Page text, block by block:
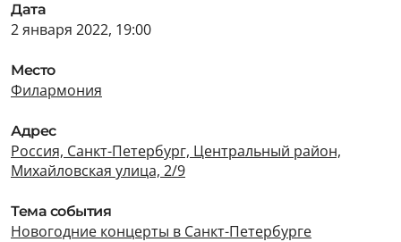
Дата
2 января 2022, 19:00
Место
Филармония
Адрес
Россия, Санкт-Петербург, Центральный район,
Михайловская улица, 2/9
Тема события
Новогодние концерты в Санкт-Петербурге